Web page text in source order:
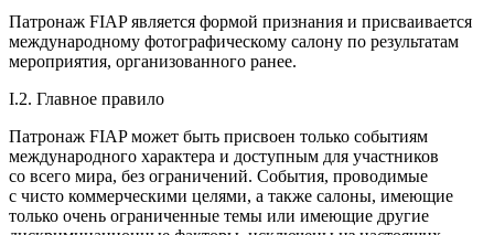
Патронаж FIAP является формой признания и присваивается
международному фотографическому салону по результатам
мероприятия, организованного ранее.
I.2. Главное правило
Патронаж FIAP может быть присвоен только событиям
международного характера и доступным для участников
со всего мира, без ограничений. События, проводимые
с чисто коммерческими целями, а также салоны, имеющие
только очень ограниченные темы или имеющие другие